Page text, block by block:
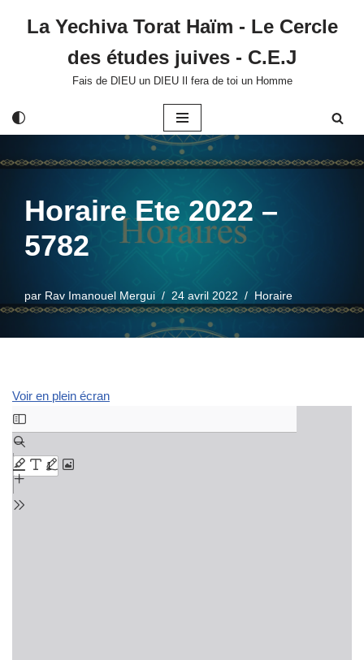
La Yechiva Torat Haïm - Le Cercle
des études juives - C.E.J
Fais de DIEU un DIEU Il fera de toi un Homme
Horaire Ete 2022 –
5782
par Rav Imanouel Mergui 24 avril 2022 Horaire
Voir en plein écran